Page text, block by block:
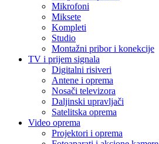
Mikrofoni
Miksete
Kompleti
Studio
Montažni pribor i konekcije
TV i prijem signala
Digitalni risiveri
Antene i oprema
Nosači televizora
Daljinski upravljači
Satelitska oprema
Video oprema
Projektori i oprema